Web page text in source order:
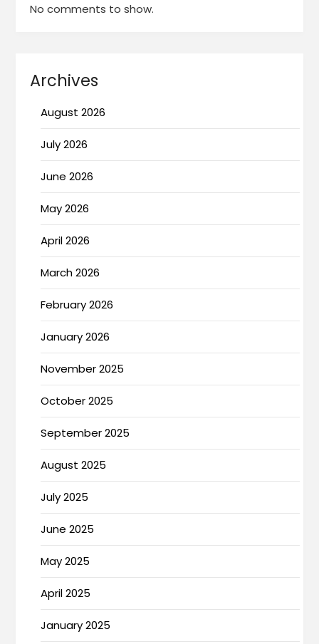
No comments to show.
Archives
August 2026
July 2026
June 2026
May 2026
April 2026
March 2026
February 2026
January 2026
November 2025
October 2025
September 2025
August 2025
July 2025
June 2025
May 2025
April 2025
January 2025